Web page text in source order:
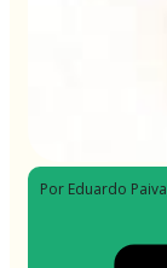
Por Eduardo Paiva